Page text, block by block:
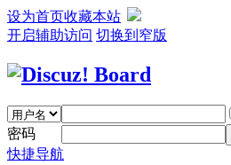
设为首页收藏本站
开启辅助访问 切换到窄版
密码
快捷导航